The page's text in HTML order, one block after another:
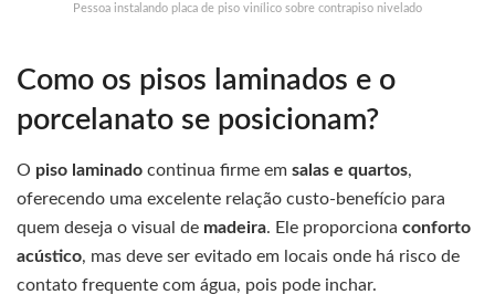
Pessoa instalando placa de piso vinílico sobre contrapiso nivelado
Como os pisos laminados e o
porcelanato se posicionam?
O piso laminado continua firme em salas e quartos,
oferecendo uma excelente relação custo-benefício para
quem deseja o visual de madeira. Ele proporciona conforto
acústico, mas deve ser evitado em locais onde há risco de
contato frequente com água, pois pode inchar.